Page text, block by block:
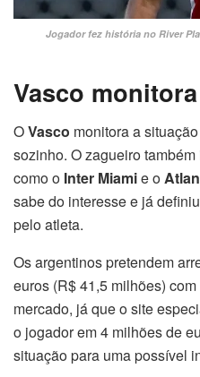
Jogador fez história no River
Vasco
OVasco monitora a
sozinho. O zagueiro
como o Inter Miamie o
sabe do interesse e já
pelo atleta.
Os argentinos pretendem
euros (R$ 41,5 milhões)
mercado, já que o site
o jogador em 4 milhões de
situação para uma possível